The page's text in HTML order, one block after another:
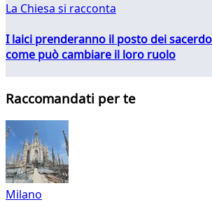
La Chiesa si racconta
I laici prenderanno il posto dei
come può cambiare il loro ruolo
Raccomandati per te
Milano